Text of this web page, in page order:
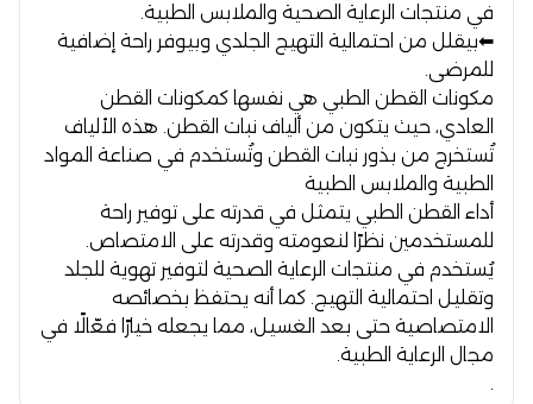
في منتجات الرعاية الصحية والملابس الطبية.
⬅ بيقلل من احتمالية التهيج الجلدي وبيوفر راحة إضافية
للمرضى.
مكونات القطن الطبي هي نفسها كمكونات القطن
العادي، حيث يتكون من ألياف نبات القطن. هذه الألياف
تُستخرج من بذور نبات القطن وتُستخدم في صناعة المواد
الطبية والملابس الطبية
أداء القطن الطبي يتمثل في قدرته على توفير راحة
للمستخدمين نظرًا لنعومته وقدرته على الامتصاص.
يُستخدم في منتجات الرعاية الصحية لتوفير تهوية للجلد
وتقليل احتمالية التهيج. كما أنه يحتفظ بخصائصه
الامتصاصية حتى بعد الغسيل، مما يجعله خيارًا فعّالًا في
مجال الرعاية الطبية.
.